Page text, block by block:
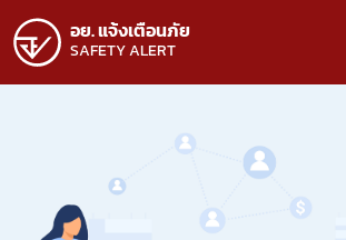
อย. แจ้งเตือนภัย
SAFETY ALERT